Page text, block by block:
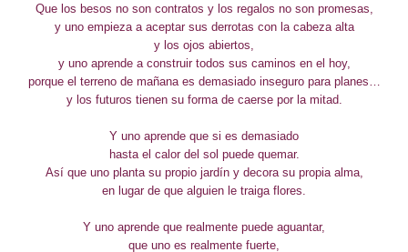
Que los besos no son contratos y los regalos no son promesas,
y uno empieza a aceptar sus derrotas con la cabeza alta
y los ojos abiertos,
y uno aprende a construir todos sus caminos en el hoy,
porque el terreno de mañana es demasiado inseguro para planes…
y los futuros tienen su forma de caerse por la mitad.
Y uno aprende que si es demasiado
hasta el calor del sol puede quemar.
Así que uno planta su propio jardín y decora su propia alma,
en lugar de que alguien le traiga flores.
Y uno aprende que realmente puede aguantar,
que uno es realmente fuerte,